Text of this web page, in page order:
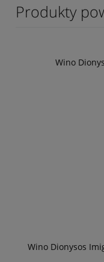
Produkty
Wino
Wino Dionysos